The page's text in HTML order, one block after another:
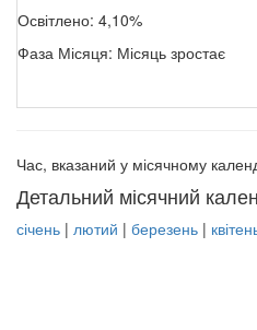
Освітлено: 4,10%
Фаза Місяця: Місяць зростає
Час, вказаний у місячному
Детальний місячний
січень | лютий | березень |